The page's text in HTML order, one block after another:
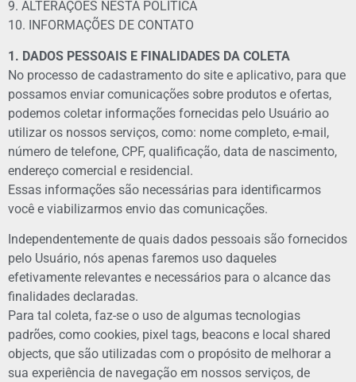
9. ALTERAÇÕES NESTA POLÍTICA
10. INFORMAÇÕES DE CONTATO
1. DADOS PESSOAIS E FINALIDADES DA COLETA
No processo de cadastramento do site e aplicativo, para que
possamos enviar comunicações sobre produtos e ofertas,
podemos coletar informações fornecidas pelo Usuário ao
utilizar os nossos serviços, como: nome completo, e-mail,
número de telefone, CPF, qualificação, data de nascimento,
endereço comercial e residencial.
Essas informações são necessárias para identificarmos
você e viabilizarmos envio das comunicações.
Independentemente de quais dados pessoais são fornecidos
pelo Usuário, nós apenas faremos uso daqueles
efetivamente relevantes e necessários para o alcance das
finalidades declaradas.
Para tal coleta, faz-se o uso de algumas tecnologias
padrões, como cookies, pixel tags, beacons e local shared
objects, que são utilizadas com o propósito de melhorar a
sua experiência de navegação em nossos serviços, de